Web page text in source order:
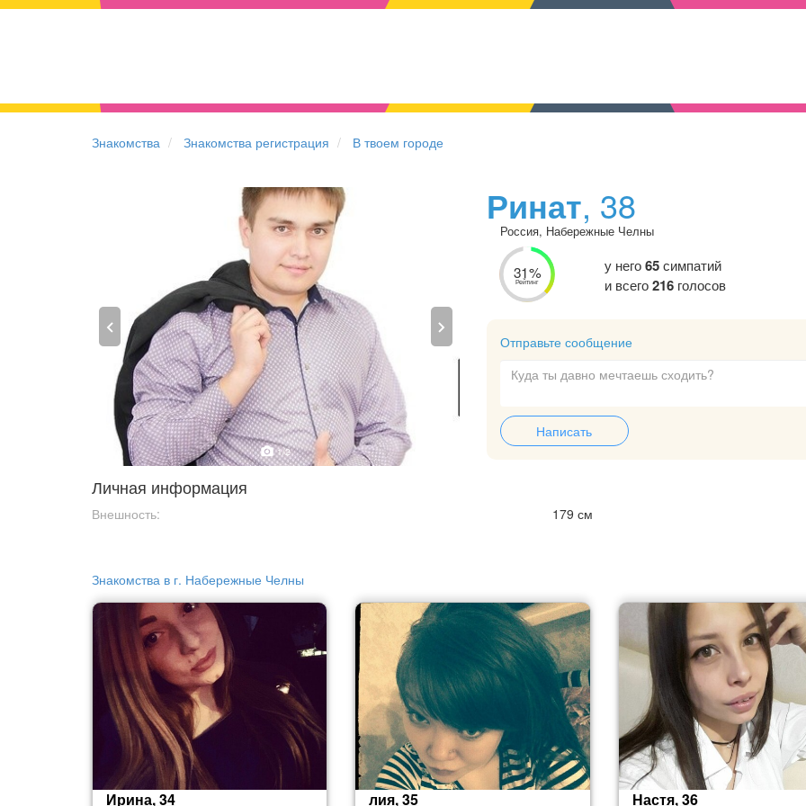
Знакомства Знакомства регистрация В твоем городе
1/2
Ринат, 38
Россия, Набережные Челны
31%
Рейтинг
у него65симпатий
и всего216голосов
Отправьте сообщение
Написать
Личная информация
Внешность: 179 см
Знакомства в г. Набережные Челны
Ирина, 34 лия, 35 Настя, 36